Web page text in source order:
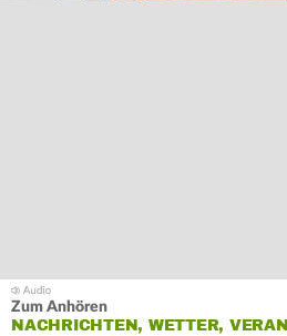
Zum Anhören
NACHRICHTEN, WETTER,